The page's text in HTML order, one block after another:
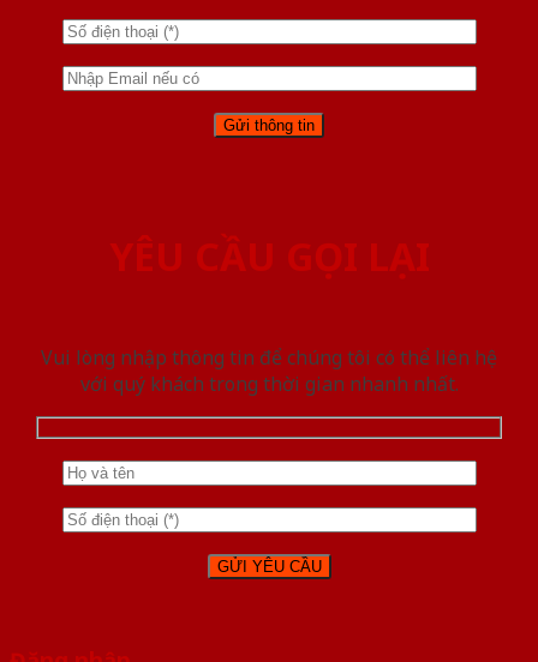
YÊU CẦU GỌI LẠI
Vui lòng nhập thông tin để chúng tôi có thể liên hệ
với quý khách trong thời gian nhanh nhất.